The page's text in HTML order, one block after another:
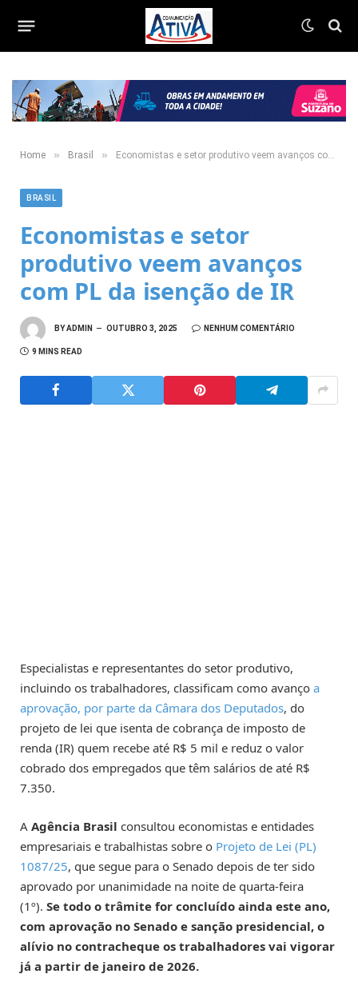
Home » Brasil » Economistas e setor produtivo veem avanços com PL da isenção de IR
BRASIL
Economistas e setor
produtivo veem avanços
com PL da isenção de IR
BYADMIN OUTUBRO 3, 2025 NENHUM COMENTÁRIO
9 MINS READ
Especialistas e representantes do setor produtivo,
incluindo os trabalhadores, classificam como avanço a
aprovação, por parte da Câmara dos Deputados, do
projeto de lei que isenta de cobrança de imposto de
renda (IR) quem recebe até R$ 5 mil e reduz o valor
cobrado dos empregados que têm salários de até R$
7.350.
A Agência Brasil consultou economistas e entidades
empresariais e trabalhistas sobre o Projeto de Lei (PL)
1087/25, que segue para o Senado depois de ter sido
aprovado por unanimidade na noite de quarta-feira
(1º). Se todo o trâmite for concluído ainda este ano,
com aprovação no Senado e sanção presidencial, o
alívio no contracheque os trabalhadores vai vigorar
já a partir de janeiro de 2026.